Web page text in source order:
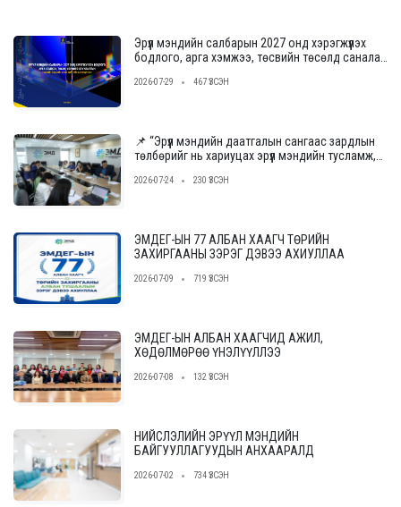
Эрүүл мэндийн салбарын 2027 онд хэрэгжүүлэх
бодлого, арга хэмжээ, төсвийн төсөлд саналаа
2026-07-29 467 ҮЗСЭН
📌 “Эрүүл мэндийн даатгалын сангаас зардлын
төлбөрийг нь хариуцах эрүүл мэндийн тусламж,
шалгаруулах журам”-ын төслийн ээлжит
2026-07-24 230 ҮЗСЭН
ЭМДЕГ-ЫН 77 АЛБАН ХААГЧ ТӨРИЙН
ЗАХИРГААНЫ ЗЭРЭГ ДЭВЭЭ АХИУЛЛАА
2026-07-09 719 ҮЗСЭН
ЭМДЕГ-ЫН АЛБАН ХААГЧИД АЖИЛ,
ХӨДӨЛМӨРӨӨ ҮНЭЛҮҮЛЛЭЭ
2026-07-08 132 ҮЗСЭН
НИЙСЛЭЛИЙН ЭРҮҮЛ МЭНДИЙН
БАЙГУУЛЛАГУУДЫН АНХААРАЛД
2026-07-02 734 ҮЗСЭН